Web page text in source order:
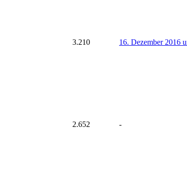
3.210 16. Dezember 2016
2.652 -